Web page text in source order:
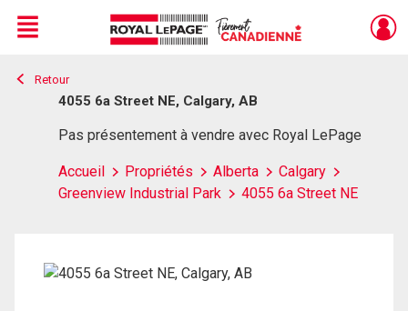
Live
En Direct
Menu
Retour
4055 6a Street NE, Calgary, AB
Pas présentement à vendre avec Royal LePage
Accueil Propriétés Alberta
Calgary
Greenview Industrial Park
4055 6a Street NE